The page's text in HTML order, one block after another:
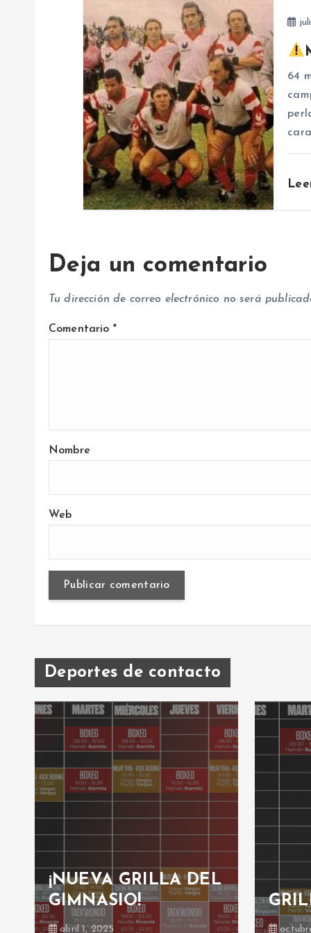
a
d
a
64
Deja un comentario
Tu dirección de correo electrónico no será
Comentario *
Nombre
Web
Deportes de contacto
GRILLA GIMNASIO
octubre 30, 2024